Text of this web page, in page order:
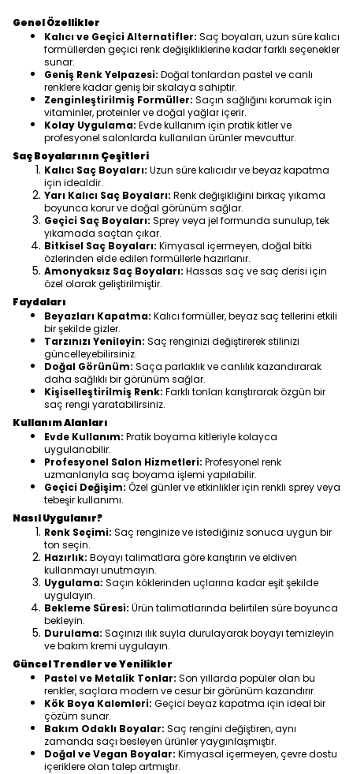
Genel Özellikler
Kalıcı ve Geçici Alternatifler: Saç boyaları, uzun süre kalıcı
formüllerden geçici renk değişikliklerine kadar farklı seçenekler
sunar.
Geniş Renk Yelpazesi: Doğal tonlardan pastel ve canlı
renklere kadar geniş bir skalaya sahiptir.
Zenginleştirilmiş Formüller: Saçın sağlığını korumak için
vitaminler, proteinler ve doğal yağlar içerir.
Kolay Uygulama: Evde kullanım için pratik kitler ve
profesyonel salonlarda kullanılan ürünler mevcuttur.
Saç Boyalarının Çeşitleri
Kalıcı Saç Boyaları: Uzun süre kalıcıdır ve beyaz kapatma
için idealdir.
Yarı Kalıcı Saç Boyaları: Renk değişikliğini birkaç yıkama
boyunca korur ve doğal görünüm sağlar.
Geçici Saç Boyaları: Sprey veya jel formunda sunulup, tek
yıkamada saçtan çıkar.
Bitkisel Saç Boyaları: Kimyasal içermeyen, doğal bitki
özlerinden elde edilen formüllerle hazırlanır.
Amonyaksız Saç Boyaları: Hassas saç ve saç derisi için
özel olarak geliştirilmiştir.
Faydaları
Beyazları Kapatma: Kalıcı formüller, beyaz saç tellerini etkili
bir şekilde gizler.
Tarzınızı Yenileyin: Saç renginizi değiştirerek stilinizi
güncelleyebilirsiniz.
Doğal Görünüm: Saça parlaklık ve canlılık kazandırarak
daha sağlıklı bir görünüm sağlar.
Kişiselleştirilmiş Renk: Farklı tonları karıştırarak özgün bir
saç rengi yaratabilirsiniz.
Kullanım Alanları
Evde Kullanım: Pratik boyama kitleriyle kolayca
uygulanabilir.
Profesyonel Salon Hizmetleri: Profesyonel renk
uzmanlarıyla saç boyama işlemi yapılabilir.
Geçici Değişim: Özel günler ve etkinlikler için renkli sprey veya
tebeşir kullanımı.
Nasıl Uygulanır?
Renk Seçimi: Saç renginize ve istediğiniz sonuca uygun bir
ton seçin.
Hazırlık: Boyayı talimatlara göre karıştırın ve eldiven
kullanmayı unutmayın.
Uygulama: Saçın köklerinden uçlarına kadar eşit şekilde
uygulayın.
Bekleme Süresi: Ürün talimatlarında belirtilen süre boyunca
bekleyin.
Durulama: Saçınızı ılık suyla durulayarak boyayı temizleyin
ve bakım kremi uygulayın.
Güncel Trendler ve Yenilikler
Pastel ve Metalik Tonlar: Son yıllarda popüler olan bu
renkler, saçlara modern ve cesur bir görünüm kazandırır.
Kök Boya Kalemleri: Geçici beyaz kapatma için ideal bir
çözüm sunar.
Bakım Odaklı Boyalar: Saç rengini değiştiren, aynı
zamanda saçı besleyen ürünler yaygınlaşmıştır.
Doğal ve Vegan Boyalar: Kimyasal içermeyen, çevre dostu
içeriklere olan talep artmıştır.